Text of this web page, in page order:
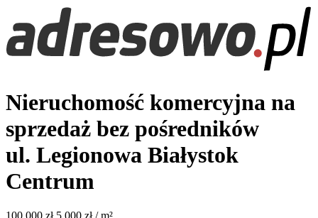
Nieruchomość komercyjna na
sprzedaż bez pośredników
ul. Legionowa Białystok
Centrum
100 000 zł 5 000 zł / m²